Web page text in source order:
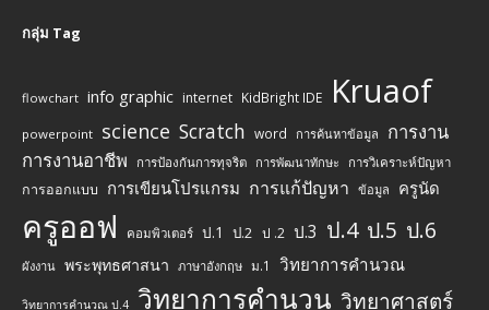
กลุ่ม Tag
flowchart info graphic internet KidBright IDE Kruaof
powerpoint science Scratch word การค้นหาข้อมูล
การงาน
การงานอาชีพ
การป้องกันการทุจริต การพัฒนาทักษะ การวิเคราะห์ปัญหา
การออกแบบ การเขียนโปรแกรม การแก้ปัญหา ข้อมูล ครูนัด
ครูออฟ คอมพิวเตอร์ ป.1 ป.2 ป .2 ป.3 ป.4 ป.5 ป.6
ผังงาน พระพุทธศาสนา ภาษาอังกฤษ ม.1 วิทยาการคำนวณ
วิทยาการคำนวณ ป.4 วิทยาการคำนวน วิทยาศาสตร์